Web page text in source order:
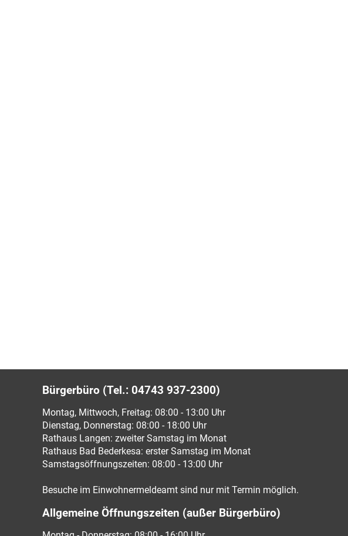
Bürgerbüro (Tel.: 04743 937-2300)
Montag, Mittwoch, Freitag: 08:00 - 13:00 Uhr
Dienstag, Donnerstag: 08:00 - 18:00 Uhr
Rathaus Langen: zweiter Samstag im Monat
Rathaus Bad Bederkesa: erster Samstag im Monat
Samstagsöffnungszeiten: 08:00 - 13:00 Uhr
Besuche im Einwohnermeldeamt sind nur mit Termin möglich.
Allgemeine Öffnungszeiten (außer Bürgerbüro)